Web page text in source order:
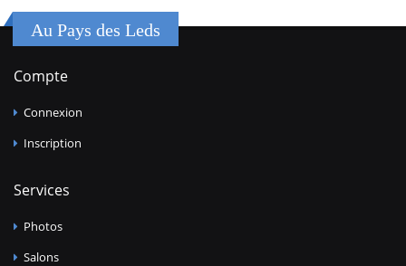
Au Pays des Leds
Compte
Connexion
Inscription
Services
Photos
Salons